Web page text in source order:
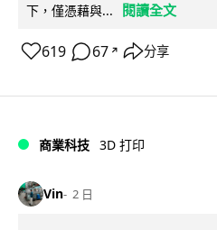
下，僅憑藉與...
閱讀全文
619 67 ↗ 分享
商業科技 3D 打印
Vin 2 日